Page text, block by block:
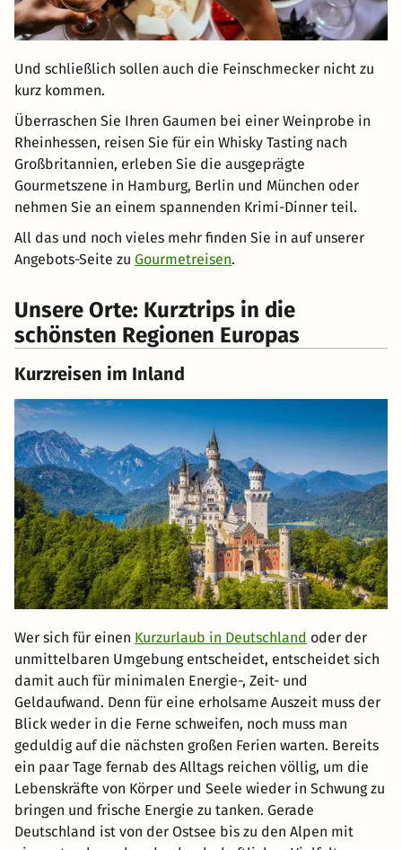
Und schließlich sollen auch die Feinschmecker nicht zu
kurz kommen.
Überraschen Sie Ihren Gaumen bei einer Weinprobe in
Rheinhessen, reisen Sie für ein Whisky Tasting nach
Großbritannien, erleben Sie die ausgeprägte
Gourmetszene in Hamburg, Berlin und München oder
nehmen Sie an einem spannenden Krimi-Dinner teil.
All das und noch vieles mehr finden Sie in auf unserer
Angebots-Seite zu Gourmetreisen.
Unsere Orte: Kurztrips in die
schönsten Regionen Europas
Kurzreisen im Inland
Wer sich für einen Kurzurlaub in Deutschland oder der
unmittelbaren Umgebung entscheidet, entscheidet sich
damit auch für minimalen Energie-, Zeit- und
Geldaufwand. Denn für eine erholsame Auszeit muss der
Blick weder in die Ferne schweifen, noch muss man
geduldig auf die nächsten großen Ferien warten. Bereits
ein paar Tage fernab des Alltags reichen völlig, um die
Lebenskräfte von Körper und Seele wieder in Schwung zu
bringen und frische Energie zu tanken. Gerade
Deutschland ist von der Ostsee bis zu den Alpen mit